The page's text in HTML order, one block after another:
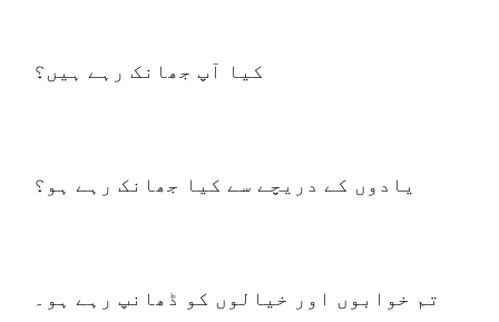
کیا آپ جھانک رہے ہیں؟
یادوں کے دریچے سے کیا جھانک رہے ہو؟
تم خوابوں اور خیالوں کو ڈھانپ رہے ہو۔